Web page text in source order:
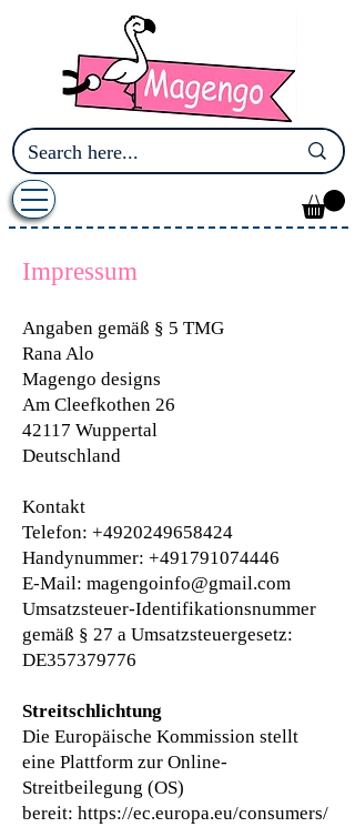
Impressum
​Angaben gemäß § 5 TMG
Rana Alo
Magengo designs
Am Cleefkothen 26
42117 Wuppertal
Deutschland
Kontakt
Telefon: +4920249658424
Handynummer: +491791074446
E-Mail: magengoinfo@gmail.com
Umsatzsteuer-Identifikationsnummer
gemäß § 27 a Umsatzsteuergesetz:
DE357379776
Streitschlichtung
Die Europäische Kommission stellt
eine Plattform zur Online-
Streitbeilegung (OS)
bereit: https://ec.europa.eu/consumers/